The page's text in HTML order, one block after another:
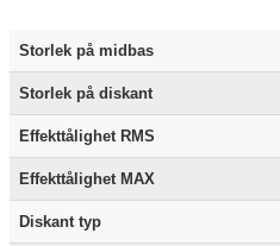
Storlek på midbas
Storlek på diskant
Effekttålighet RMS
Effekttålighet MAX
Diskant typ